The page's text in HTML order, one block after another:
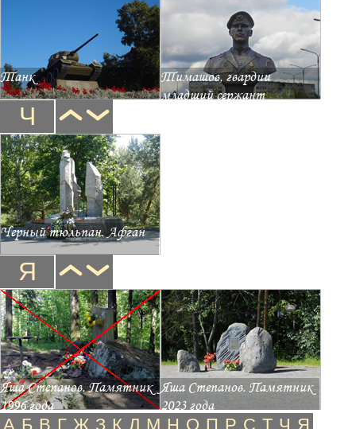
Танк
Тимашов, гвардии
младший сержант
Ч
Черный тюльпан. Афган
Я
Яша Степанов. Памятник
1996 года
Яша Степанов. Памятник
2023 года
А Б В Г Ж З К Л М Н О П Р С Т Ч Я